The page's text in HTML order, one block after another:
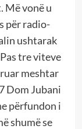
Më vonë u
për radio-
ushtarak
tre viteve
meshtar
Dom Jubani
përfundon i
shumë se